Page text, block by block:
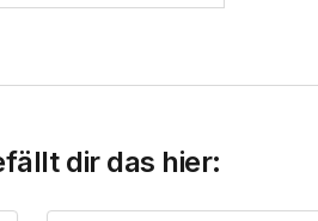
dir das hier: